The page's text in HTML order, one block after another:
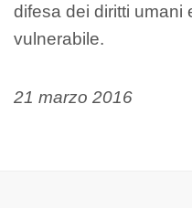
difesa dei diritti umani
vulnerabile.
21 marzo 2016